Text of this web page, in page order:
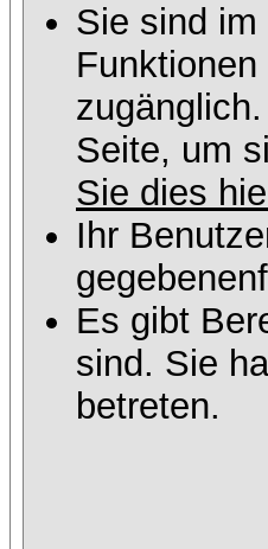
Sie sind
Seite, um
Sie dies
Ihr
Es gibt
sind. Sie
betreten.